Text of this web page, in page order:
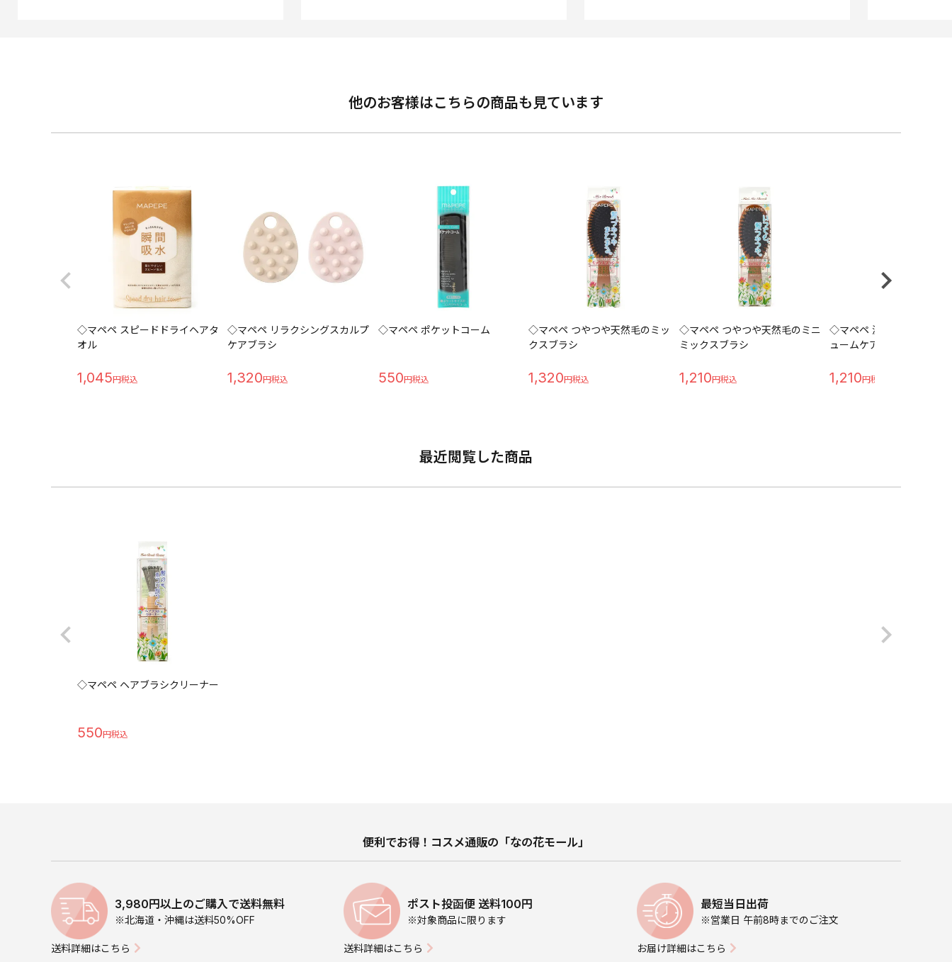
他のお客様はこちらの商品も見ています
◇マペペ スピードドライヘアタ
オル
1,045
◇マペペ リラクシングスカルプ
ケアブラシ
1,320
◇マペペ ポケットコーム
550
◇マペペ つやつや天然毛のミッ
クスブラシ
1,320
◇マペペ つやつや天然毛のミニ
ミックスブラシ
1,210
◇マペペ 濃密天然毛のミ
ュームケアブラシ
1,210
最近閲覧した商品
◇マペペ ヘアブラシクリーナー
550
便利でお得！コスメ通販の「なの花モール」
3,980円以上のご購入で送料無料
※北海道・沖縄は送料50%OFF
送料詳細はこちら
ポスト投函便 送料100円
※対象商品に限ります
送料詳細はこちら
最短当日出荷
※営業日 午前8時までのご注文
お届け詳細はこちら